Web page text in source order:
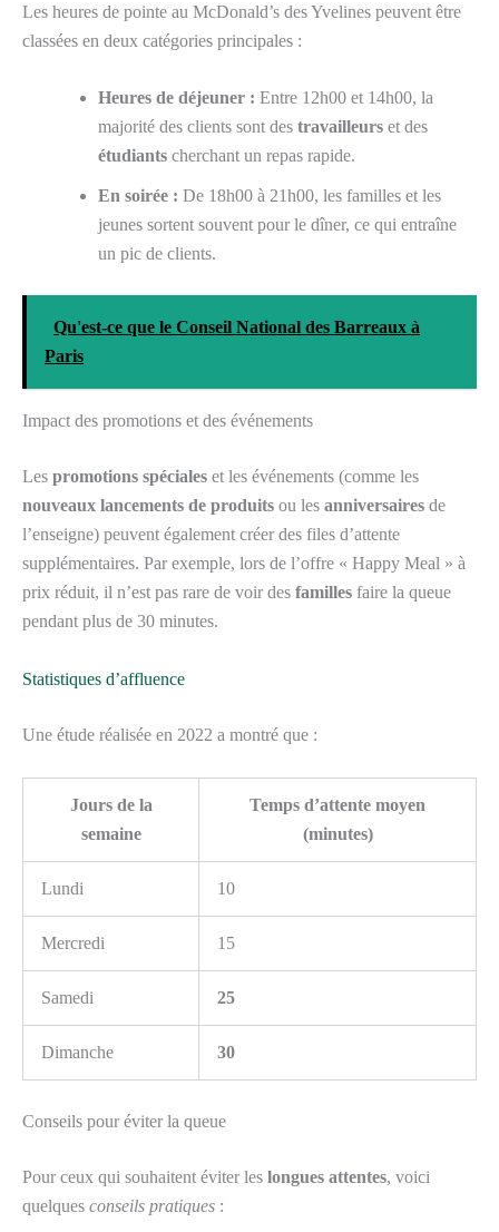
Les heures de pointe au McDonald’s des Yvelines peuvent être
classées en deux catégories principales :
Heures de déjeuner : Entre 12h00 et 14h00, la
majorité des clients sont des travailleurs et des
étudiants cherchant un repas rapide.
En soirée : De 18h00 à 21h00, les familles et les
jeunes sortent souvent pour le dîner, ce qui entraîne
un pic de clients.
Qu'est-ce que le Conseil National des Barreaux à
Paris
Impact des promotions et des événements
Les promotions spéciales et les événements (comme les
nouveaux lancements de produits ou les anniversaires de
l’enseigne) peuvent également créer des files d’attente
supplémentaires. Par exemple, lors de l’offre « Happy Meal » à
prix réduit, il n’est pas rare de voir des familles faire la queue
pendant plus de 30 minutes.
Statistiques d’affluence
Une étude réalisée en 2022 a montré que :
Jours de la
semaine
Temps d’attente moyen
(minutes)
Lundi 10
Mercredi 15
Samedi 25
Dimanche 30
Conseils pour éviter la queue
Pour ceux qui souhaitent éviter les longues attentes, voici
quelques conseils pratiques :